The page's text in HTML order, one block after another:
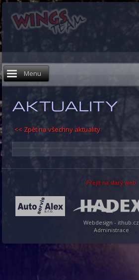
Menu
AKTUALITY
<< Zpět na všechny aktuality
Přejít na starý web
Webdesign - ithub.cz
Administrace